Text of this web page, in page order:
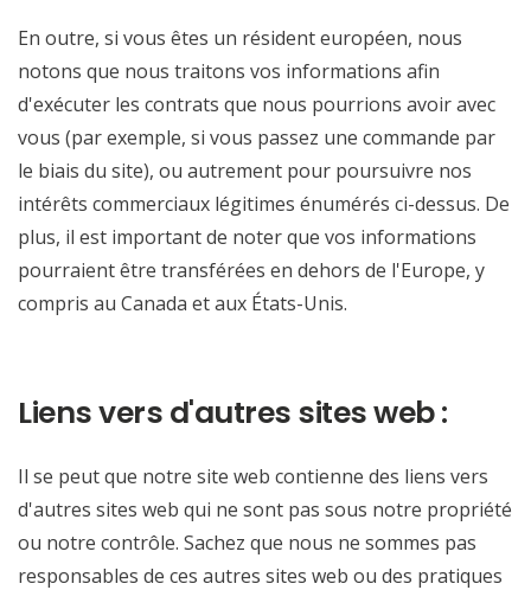
En outre, si vous êtes un résident européen, nous
notons que nous traitons vos informations afin
d'exécuter les contrats que nous pourrions avoir avec
vous (par exemple, si vous passez une commande par
le biais du site), ou autrement pour poursuivre nos
intérêts commerciaux légitimes énumérés ci-dessus. De
plus, il est important de noter que vos informations
pourraient être transférées en dehors de l'Europe, y
compris au Canada et aux États-Unis.
Liens vers d'autres sites web :
Il se peut que notre site web contienne des liens vers
d'autres sites web qui ne sont pas sous notre propriété
ou notre contrôle. Sachez que nous ne sommes pas
responsables de ces autres sites web ou des pratiques